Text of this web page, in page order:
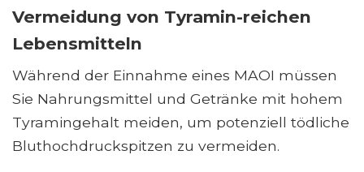
Vermeidung von Tyramin-reichen
Lebensmitteln
Während der Einnahme eines MAOI müssen
Sie Nahrungsmittel und Getränke mit hohem
Tyramingehalt meiden, um potenziell tödliche
Bluthochdruckspitzen zu vermeiden.